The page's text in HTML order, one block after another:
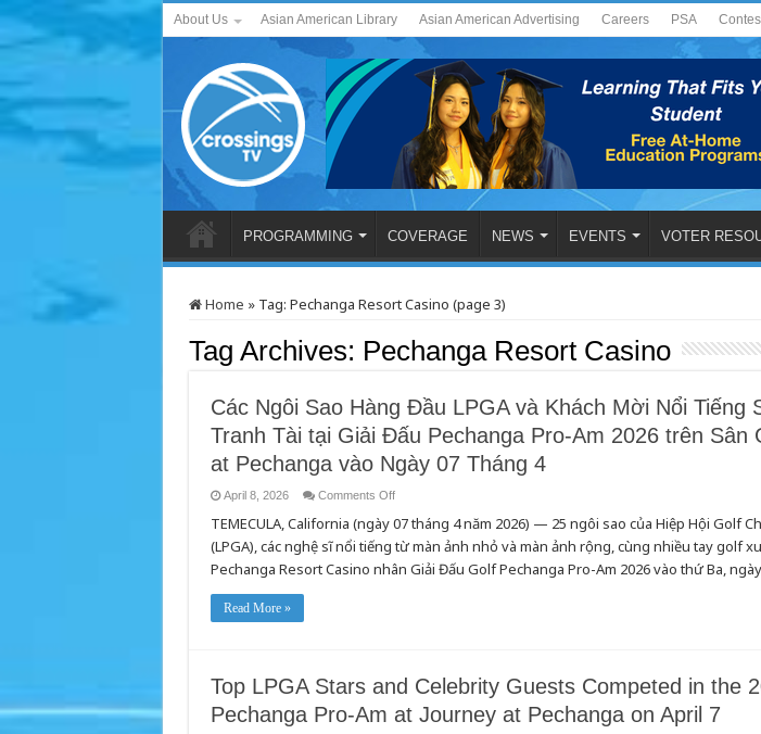
About Us Asian American Library Asian American Advertising Careers PSA
PROGRAMMING COVERAGE NEWS EVENTS VOTER
Home » Tag: Pechanga Resort Casino (page 3)
Tag Archives: Pechanga Resort Casino
Các Ngôi Sao Hàng Đầu LPGA và Khách Mời Nổi Tiếng
Tranh Tài tại Giải Đấu Pechanga Pro-Am 2026 trên Sân
at Pechanga vào Ngày 07 Tháng 4
April 8, 2026 Comments Offon
Ngôi
Sao
Hàng
LPGA
Tranh
Tài
Giải
TEMECULA, California (ngày 07 tháng 4 năm 2026) — 25 ngôi sao của Hiệp Hội Golf
(LPGA), các nghệ sĩ nổi tiếng từ màn ảnh nhỏ và màn ảnh rộng, cùng nhiều tay golf
Pechanga Resort Casino nhân Giải Đấu Golf Pechanga Pro-Am 2026 vào thứ Ba,
Read More »
Top LPGA Stars and Celebrity Guests Competed in the
Pechanga Pro-Am at Journey at Pechanga on April 7